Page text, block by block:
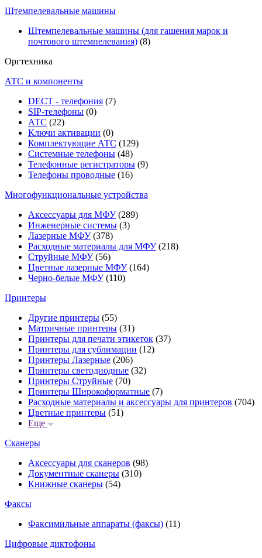
Штемпелевальные машины
Штемпелевальные машины (для гашения марок и
почтового штемпелевания) (8)
Оргтехника
АТС и компоненты
DECT - телефония (7)
SIP-телефоны (0)
АТС (22)
Ключи активации (0)
Комплектующие АТС (129)
Системные телефоны (48)
Телефонные регистраторы (9)
Телефоны проводные (16)
Многофункциональные устройства
Аксессуары для МФУ(289)
Инженерные системы (3)
Лазерные МФУ(378)
Расходные материалы для МФУ(218)
Струйные МФУ(56)
Цветные лазерные МФУ(164)
Черно-белые МФУ(110)
Принтеры
Другие принтеры (55)
Матричные принтеры (31)
Принтеры для печати этикеток (37)
Принтеры для сублимации (12)
Принтеры Лазерные (206)
Принтеры светодиодные (32)
Принтеры Струйные (70)
Принтеры Широкоформатные (7)
Расходные материалы и аксессуары для принтеров (704)
Цветные принтеры (51)
Еще
Сканеры
Аксессуары для сканеров (98)
Документные сканеры (310)
Книжные сканеры (54)
Факсы
Факсимильные аппараты (факсы) (11)
Цифровые диктофоны